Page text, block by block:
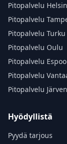
Pitopalvelu
Pitopalvelu
Pitopalvelu Turku
Pitopalvelu Oulu
Pitopalvelu Espoo
Pitopalvelu
Pitopalvelu
Hyödyllistä
Pyydä tarjous